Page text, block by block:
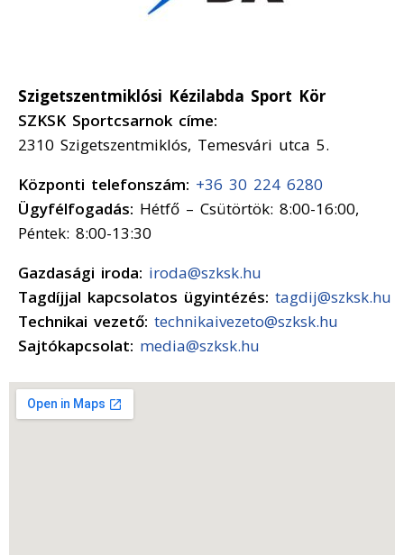
Szigetszentmiklósi Kézilabda Sport Kör
SZKSK Sportcsarnok címe:
2310 Szigetszentmiklós, Temesvári utca 5.
Központi telefonszám: +36 30 224 6280
Ügyfélfogadás: Hétfő – Csütörtök: 8:00-16:00,
Péntek: 8:00-13:30
Gazdasági iroda: iroda@szksk.hu
Tagdíjjal kapcsolatos ügyintézés: tagdij@szksk.hu
Technikai vezető: technikaivezeto@szksk.hu
Sajtókapcsolat: media@szksk.hu